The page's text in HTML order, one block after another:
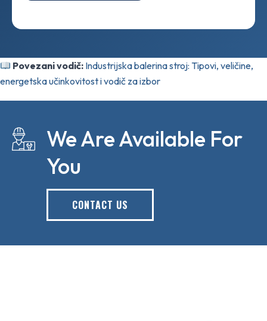
Povezani vodič: Industrijska balerina stroj: Tipovi, veličine,
energetska učinkovitost i vodič za izbor
We Are Available For
You
CONTACT US